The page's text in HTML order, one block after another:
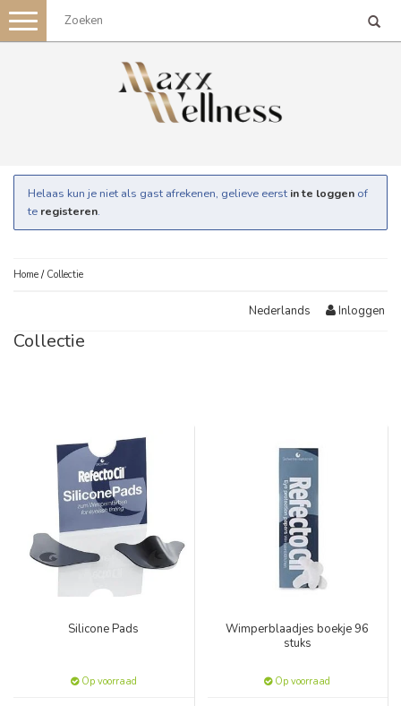
Toggle
navigation
Helaas kun je niet als gast afrekenen, gelieve eerst in te loggen of
te registeren.
Home / Collectie
Nederlands Inloggen
Collectie
Silicone Pads
Op voorraad
Wimperblaadjes boekje 96
stuks
Op voorraad